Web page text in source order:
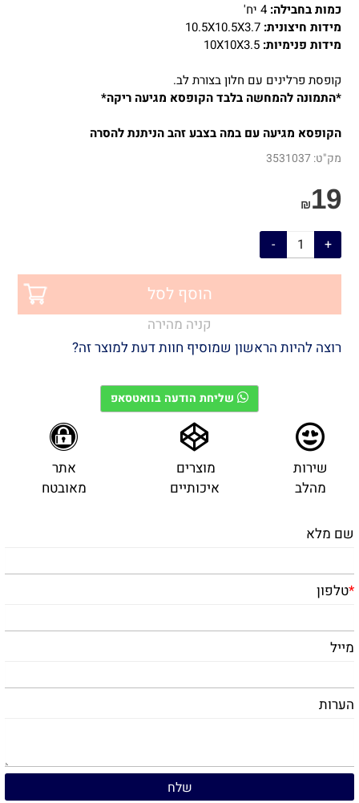
כמות בחבילה:
מידות חיצונית:
מידות פנימיות: 10X10X3.5
קופסת פרלינים עם חלון בצורת לב.
*התמונה להמחשה בלבד הקופסא מגיעה ריקה*
הקופסא מגיעה עם במה בצבע זהב הניתנת להסרה
מק"ט:3531037
₪19
הוסף לסל
קניה מהירה
רוצה להיות הראשון שמוסיף חוות דעת למוצר זה?
שליחת הודעה בוואטסאפ
שירות
מהלב
מוצרים
איכותיים
אתר
מאובטח
שם מלא
*טלפון
מייל
הערות